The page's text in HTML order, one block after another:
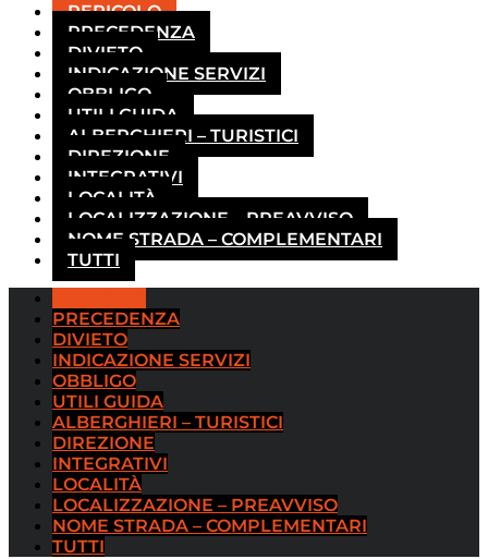
PERICOLO
PRECEDENZA
DIVIETO
INDICAZIONE SERVIZI
OBBLIGO
UTILI GUIDA
ALBERGHIERI – TURISTICI
DIREZIONE
INTEGRATIVI
LOCALITÀ
LOCALIZZAZIONE – PREAVVISO
NOME STRADA – COMPLEMENTARI
TUTTI
PRECEDENZA
DIVIETO
INDICAZIONE SERVIZI
OBBLIGO
UTILI GUIDA
ALBERGHIERI – TURISTICI
DIREZIONE
INTEGRATIVI
LOCALITÀ
LOCALIZZAZIONE – PREAVVISO
NOME STRADA – COMPLEMENTARI
TUTTI